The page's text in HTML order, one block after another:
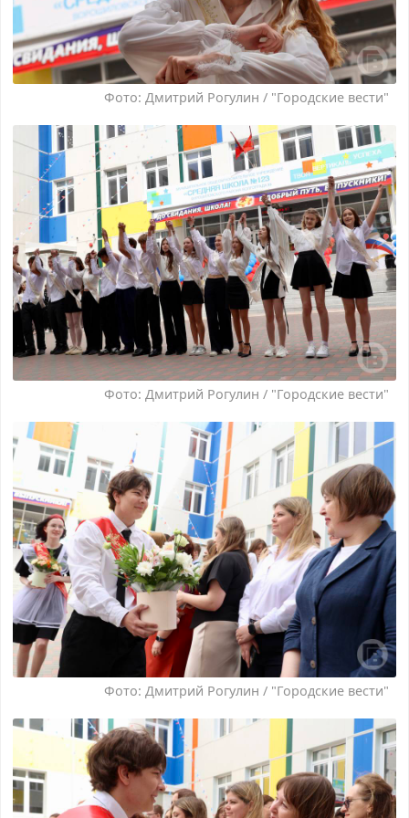
Фото: Дмитрий Рогулин / "Городские вести"
Фото: Дмитрий Рогулин / "Городские вести"
Фото: Дмитрий Рогулин / "Городские вести"